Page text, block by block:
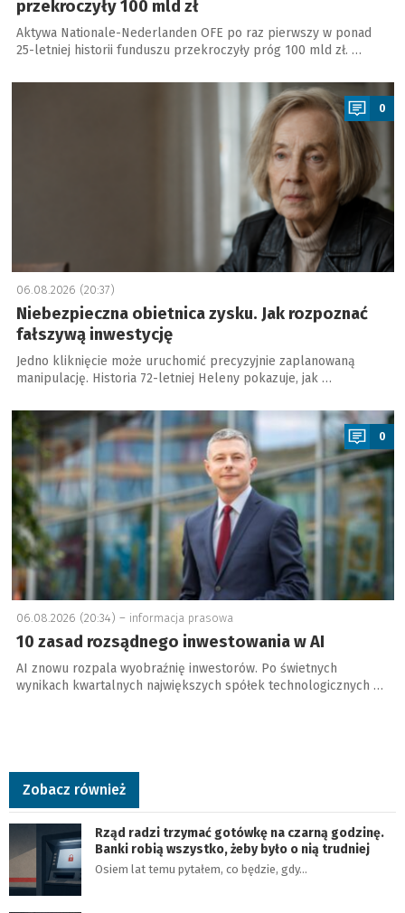
przekroczyły 100 mld zł
Aktywa Nationale-Nederlanden OFE po raz pierwszy w ponad
25-letniej historii funduszu przekroczyły próg 100 mld zł. …
a
0
06.08.2026 (20:37)
Niebezpieczna obietnica zysku. Jak rozpoznać
fałszywą inwestycję
Jedno kliknięcie może uruchomić precyzyjnie zaplanowaną
manipulację. Historia 72-letniej Heleny pokazuje, jak …
a
0
06.08.2026 (20:34) – informacja prasowa
10 zasad rozsądnego inwestowania w AI
AI znowu rozpala wyobraźnię inwestorów. Po świetnych
wynikach kwartalnych największych spółek technologicznych …
Zobacz również
Rząd radzi trzymać gotówkę na czarną godzinę.
Banki robią wszystko, żeby było o nią trudniej
Osiem lat temu pytałem, co będzie, gdy…